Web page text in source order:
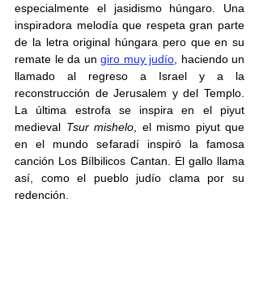
especialmente el jasidismo húngaro. Una
inspiradora melodía que respeta gran parte
de la letra original húngara pero que en su
remate le da un giro muy judío , haciendo un
llamado al regreso a Israel y a la
reconstrucción de Jerusalem y del Templo.
La última estrofa se inspira en el piyut
medieval Tsur mishelo , el mismo piyut que
en el mundo sefaradí inspiró la famosa
canción Los Bílbilicos Cantan. El gallo llama
así, como el pueblo judío clama por su
redención.